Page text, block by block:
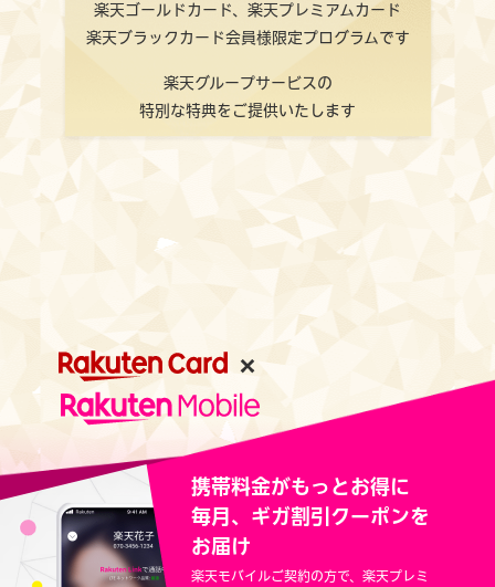
楽天ゴールドカード、楽天プレミアムカード
楽天ブラックカード会員様限定プログラムです
楽天グループサービスの
特別な特典をご提供いたします
携帯料金がもっとお得に
毎月、ギガ割引クーポンを
お届け
楽天モバイルご契約の方で、楽天プレミ